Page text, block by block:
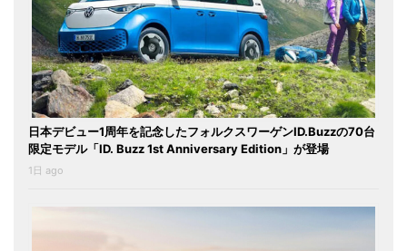
日本デビュー1周年を記念したフォルクスワーゲンID.Buzzの70台
限定モデル「ID. Buzz 1st Anniversary Edition」が登場
1日 ago